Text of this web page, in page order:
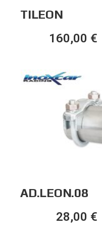
TILEON
160,00 €
AD.LEON.08
28,00 €